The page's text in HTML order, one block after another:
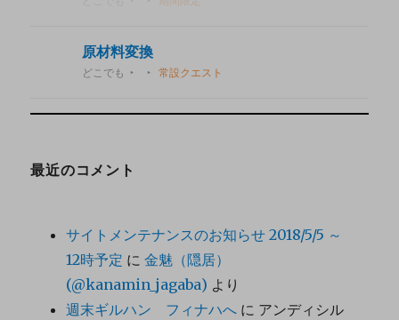
原材料変換
どこでも 常設クエスト
最近のコメント
サイトメンテナンスのお知らせ 2018/5/5 ～
12時予定 に金魅（隠居）
(@kanamin_jagaba) より
週末ギルハン フィナハへ に アンディシル